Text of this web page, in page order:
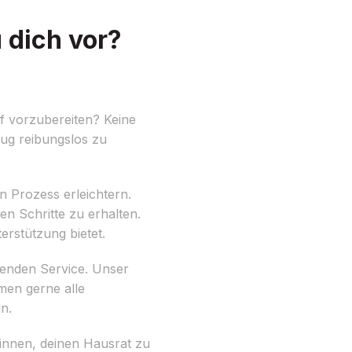
dich vor?
vorzubereiten? Keine
reibungslos zu
Prozess erleichtern.
Schritte zu erhalten.
bietet.
Service. Unser
gerne alle
deinen Hausrat zu